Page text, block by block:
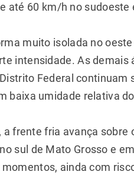
até 60 km/h no
muito isolada no
intensidade. As demais
Federal
baixa umidade relativa
frente fria avança sobre
sul de Mato Grosso e
ainda com